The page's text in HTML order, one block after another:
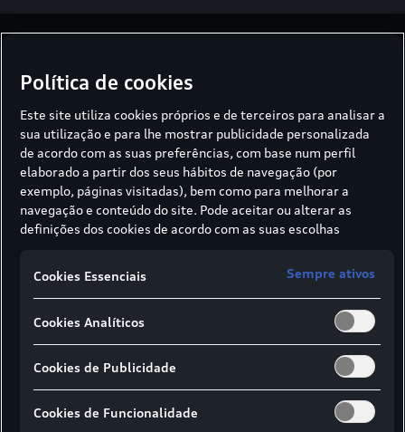
Audi activesphere concept: Um
companheiro para um estilo de vida
ativo​
O quarto concept car Sphere da Audi é um
coupé crossover versátil com tração quattro e
um conceito inovador de interação.​
Cybertech vs. Humanidade?​
público para um uso mais consciente das
redes sociais e da inteligência artificial. Uma
visita digital.
Política de cookies
Este site utiliza cookies próprios e de terceiros para analisar a
sua utilização e para lhe mostrar publicidade personalizada
de acordo com as suas preferências, com base num perfil
elaborado a partir dos seus hábitos de navegação (por
exemplo, páginas visitadas), bem como para melhorar a
navegação e conteúdo do site. Pode aceitar ou alterar as
definições dos cookies de acordo com as suas escolhas
informações sobre como a SIVA recolhe e trata cookies,
consulte a Política de cookies
Cookies Essenciais Sempre ativos
Cookies Analíticos
Cookies de Publicidade
Cookies de Funcionalidade